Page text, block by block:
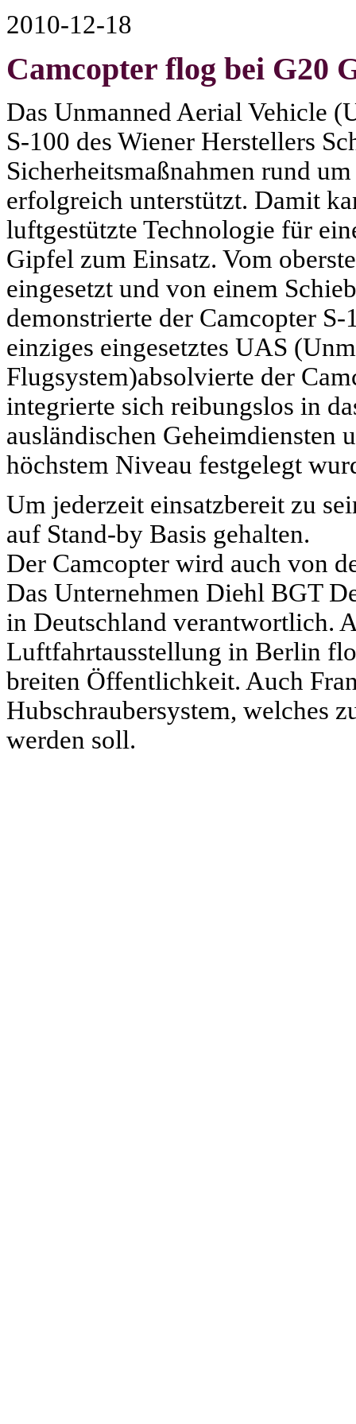
2010-12-18
Camcopter flog bei G20
Das Unmanned Aerial Vehicle
S-100 des Wiener Herstellers
Sicherheitsmaßnahmen rund
erfolgreich unterstützt. Damit
luftgestützte Technologie für
Gipfel zum Einsatz. Vom
eingesetzt und von einem
demonstrierte der Camcopter
einziges eingesetztes UAS
Flugsystem)absolvierte der
integrierte sich reibungslos in
ausländischen Geheimdiensten
höchstem Niveau festgelegt
Um jederzeit einsatzbereit zu
auf Stand-by Basis gehalten.
Der Camcopter wird auch von
Das Unternehmen Diehl BGT
in Deutschland verantwortlich.
Luftfahrtausstellung in Berlin
breiten Öffentlichkeit. Auch
Hubschraubersystem, welches
werden soll.